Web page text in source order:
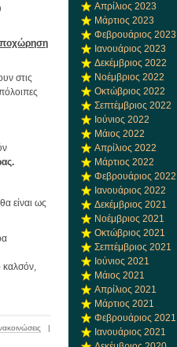
στις
είναι ως
|
Απρίλιος 2023
Μάρτιος 2023
Φεβρουάριος 2023
Ιανουάριος 2023
Δεκέμβριος 2022
Νοέμβριος 2022
Οκτώβριος 2022
Σεπτέμβριος 2022
Ιούνιος 2022
Μάιος 2022
Απρίλιος 2022
Μάρτιος 2022
Φεβρουάριος 2022
Ιανουάριος 2022
Δεκέμβριος 2021
Νοέμβριος 2021
Οκτώβριος 2021
Σεπτέμβριος 2021
Ιούνιος 2021
Μάιος 2021
Απρίλιος 2021
Μάρτιος 2021
Φεβρουάριος 2021
Ιανουάριος 2021